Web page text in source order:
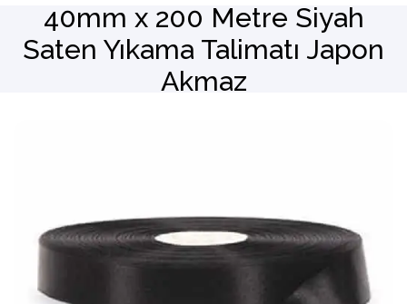
Barkod Yazıcı
40mm x 200 Metre Siyah
Saten Yıkama Talimatı Japon
Akmaz